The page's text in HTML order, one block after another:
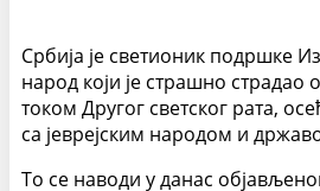
Србија је светионик подршке
народ који је страшно страдао
током Другог светског рата,
са јеврејским народом и
То се наводи у данас